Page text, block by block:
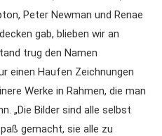
Peter Newman und Renae
gab, blieben wir an
trug den Namen
einen Haufen Zeichnungen
Werke in Rahmen, die man
„Die Bilder sind alle selbst
gemacht, sie alle zu